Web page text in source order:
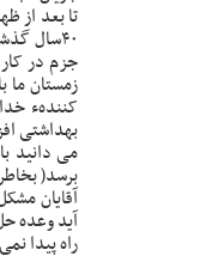
تا بعد از
۴۰سال
جزم در
زمستان ما
کنندهء
بهداشتی
می دانید
برسد(
آقایان
آید وعده
راه پیدا